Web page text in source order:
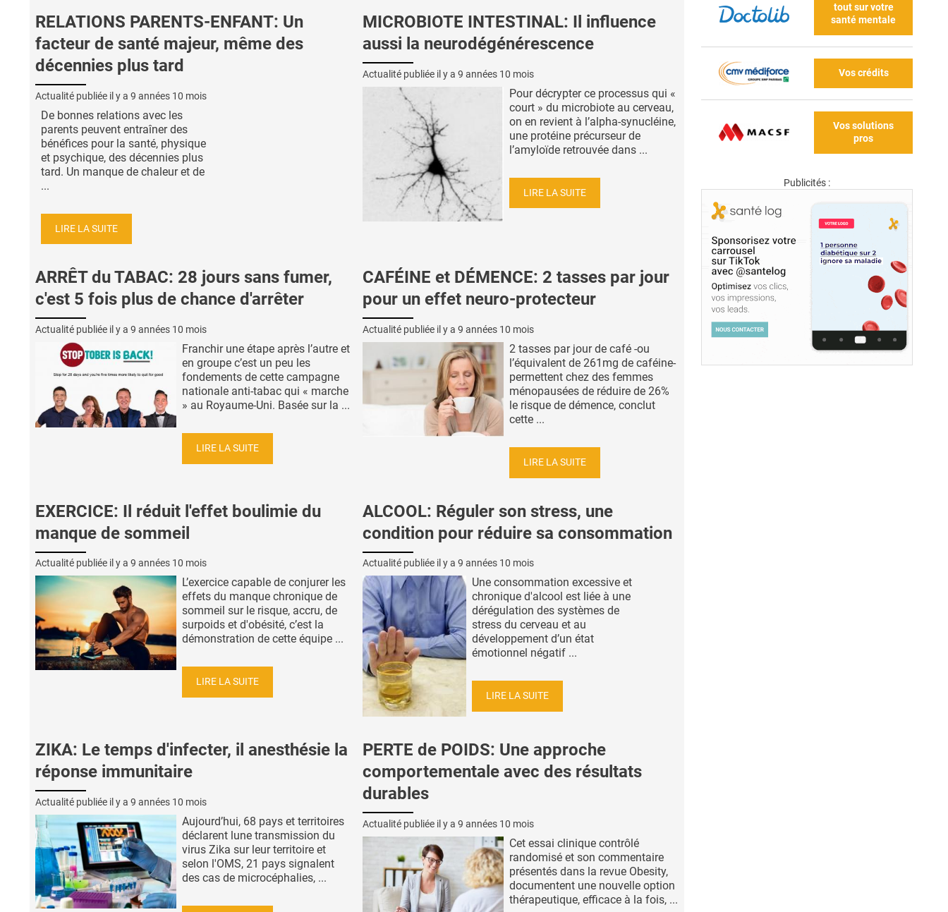
RELATIONS PARENTS-ENFANT: Un
facteur de santé majeur, même des
décennies plus tard
Actualité publiée il y a 9 années 10 mois
De bonnes relations avec les
parents peuvent entraîner des
bénéfices pour la santé, physique
et psychique, des décennies plus
tard. Un manque de chaleur et de
...
LIRE LA SUITE
MICROBIOTE INTESTINAL: Il influence
aussi la neurodégénérescence
Actualité publiée il y a 9 années 10 mois
Pour décrypter ce processus qui «
court » du microbiote au cerveau,
on en revient à l’alpha-synucléine,
une protéine précurseur de
l’amyloïde retrouvée dans ...
LIRE LA SUITE
ARRÊT du TABAC: 28 jours sans fumer,
c'est 5 fois plus de chance d'arrêter
Actualité publiée il y a 9 années 10 mois
Franchir une étape après l’autre et
en groupe c’est un peu les
fondements de cette campagne
nationale anti-tabac qui « marche
» au Royaume-Uni. Basée sur la ...
LIRE LA SUITE
CAFÉINE et DÉMENCE: 2 tasses par jour
pour un effet neuro-protecteur
Actualité publiée il y a 9 années 10 mois
2 tasses par jour de café -ou
l’équivalent de 261mg de caféine-
permettent chez des femmes
ménopausées de réduire de 26%
le risque de démence, conclut
cette ...
LIRE LA SUITE
EXERCICE: Il réduit l'effet boulimie du
manque de sommeil
Actualité publiée il y a 9 années 10 mois
L’exercice capable de conjurer les
effets du manque chronique de
sommeil sur le risque, accru, de
surpoids et d'obésité, c’est la
démonstration de cette équipe ...
LIRE LA SUITE
ALCOOL: Réguler son stress, une
condition pour réduire sa consommation
Actualité publiée il y a 9 années 10 mois
Une consommation excessive et
chronique d'alcool est liée à une
dérégulation des systèmes de
stress du cerveau et au
développement d’un état
émotionnel négatif ...
LIRE LA SUITE
ZIKA: Le temps d'infecter, il anesthésie la
réponse immunitaire
Actualité publiée il y a 9 années 10 mois
Aujourd’hui, 68 pays et territoires
déclarent lune transmission du
virus Zika sur leur territoire et
selon l'OMS, 21 pays signalent
des cas de microcéphalies, ...
PERTE de POIDS: Une approche
comportementale avec des résultats
durables
Actualité publiée il y a 9 années 10 mois
Cet essai clinique contrôlé
randomisé et son commentaire
présentés dans la revue Obesity,
documentent une nouvelle option
thérapeutique, efficace à la fois, ...
tout sur votre
santé mentale
Vos crédits
Vos solutions
pros
Publicités :